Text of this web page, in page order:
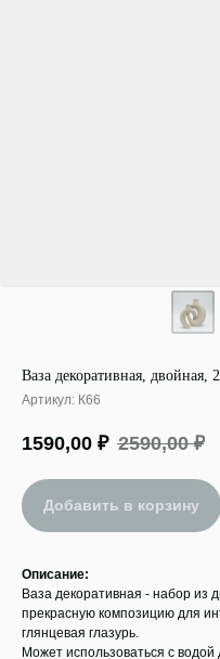
Ваза декоративная, двойная,
Артикул: К66
1590,00 ₽ 2590,00 ₽
Добавить в корзину
Описание:
Ваза декоративная - набор из
прекрасную композицию для
глянцевая глазурь.
Может использоваться с